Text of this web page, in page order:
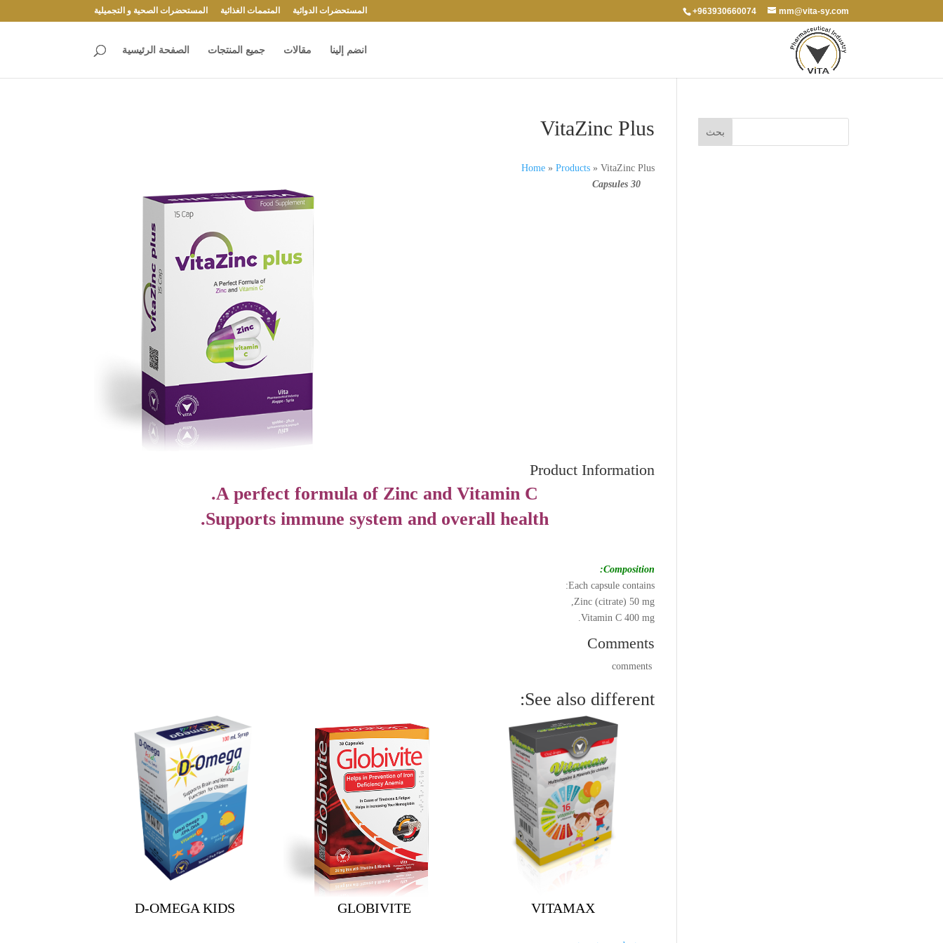
+963930660074 mm@vita-sy.com المستحضرات الدوائية المتممات الغذائية المستحضرات الصحية و التجميلية
انضم إلينا مقالات جميع المنتجات الصفحة الرئيسية
VitaZinc Plus
Home» Products» VitaZinc Plus
30 Capsules
Product Information
A perfect formula of Zinc and Vitamin C.
Supports immune system and overall health.
Composition:
Each capsule contains:
Zinc (citrate) 50 mg,
Vitamin C 400 mg.
Comments
comments
See also different:
D-OMEGA KIDS GLOBIVITE VITAMAX